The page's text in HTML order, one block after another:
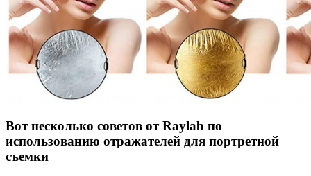
Вот несколько советов от Raylab по
использованию отражателей для портретной
съемки